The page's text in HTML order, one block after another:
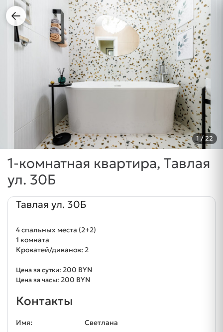
1/ 22
1-комнатная квартира, Тавлая
ул. 30Б
Тавлая ул. 30Б
4 спальных места (2+2)
1 комната
Кроватей/диванов: 2
Цена за сутки: 200 BYN
Цена за часы: 200 BYN
Контакты
Имя:
Светлана